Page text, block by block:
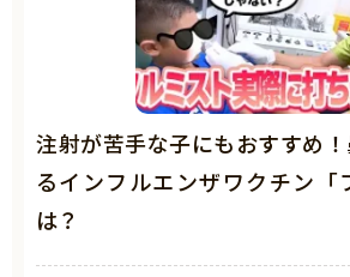
注射が苦手な子にもおすすめ
るインフルエンザワクチン「
は？